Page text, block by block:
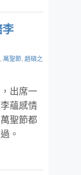
, 萬聖節, 趙碩之
出席一
蘊感情
聖節都
。